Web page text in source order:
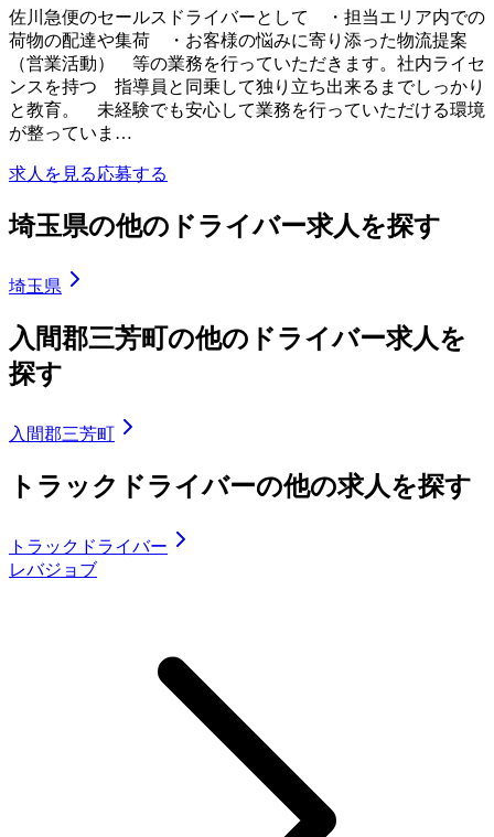
佐川急便のセールスドライバーとして ・担当エリア内での
荷物の配達や集荷 ・お客様の悩みに寄り添った物流提案
（営業活動） 等の業務を行っていただきます。社内ライセ
ンスを持つ 指導員と同乗して独り立ち出来るまでしっかり
と教育。 未経験でも安心して業務を行っていただける環境
が整っていま…
求人を見る応募する
埼玉県の他のドライバー求人を探す
埼玉県
入間郡三芳町の他のドライバー求人を
探す
入間郡三芳町
トラックドライバーの他の求人を探す
トラックドライバー
レバジョブ